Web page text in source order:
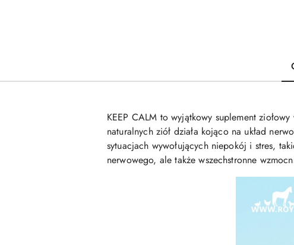
KEEP CALM to wyjątkowy suplement
naturalnych ziół działa kojąco na układ
sytuacjach wywołujących niepokój i stres,
nerwowego, ale także wszechstronne